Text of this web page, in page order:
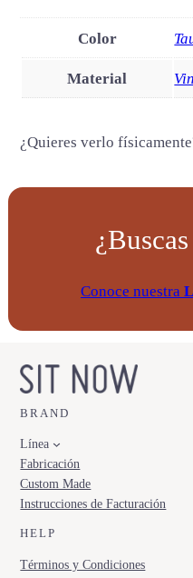
i
a
Color
Material
¿Quieres verlo
Conoce nuestra
BRAND
Línea
Fabricación
Custom Made
Instrucciones de Facturación
HELP
Términos y Condiciones